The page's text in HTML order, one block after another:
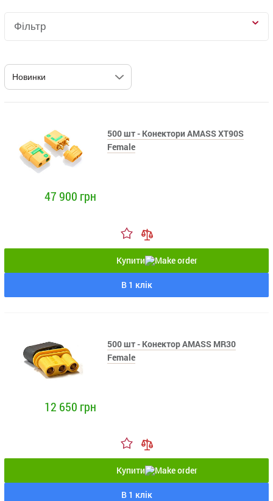
Фільтр
500 шт - Конектори AMASS XT90S
Female
47 900 грн
Купити
В 1 клік
500 шт - Конектор AMASS MR30
Female
12 650 грн
Купити
В 1 клік